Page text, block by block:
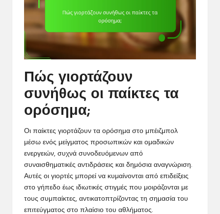
Πώς γιορτάζουν
συνήθως οι παίκτες τα
ορόσημα;
Οι παίκτες γιορτάζουν τα ορόσημα στο μπέιζμπολ
μέσω ενός μείγματος προσωπικών και ομαδικών
ενεργειών, συχνά συνοδευόμενων από
συναισθηματικές αντιδράσεις και δημόσια αναγνώριση.
Αυτές οι γιορτές μπορεί να κυμαίνονται από επιδείξεις
στο γήπεδο έως ιδιωτικές στιγμές που μοιράζονται με
τους συμπαίκτες, αντικατοπτρίζοντας τη σημασία του
επιτεύγματος στο πλαίσιο του αθλήματος.